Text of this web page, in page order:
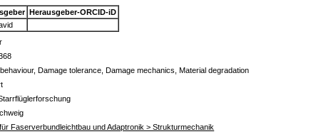
Herausgeber-ORCID-iD
Damage tolerance, Damage mechanics, Material degradation
Faserverbundleichtbau und Adaptronik > Strukturmechanik